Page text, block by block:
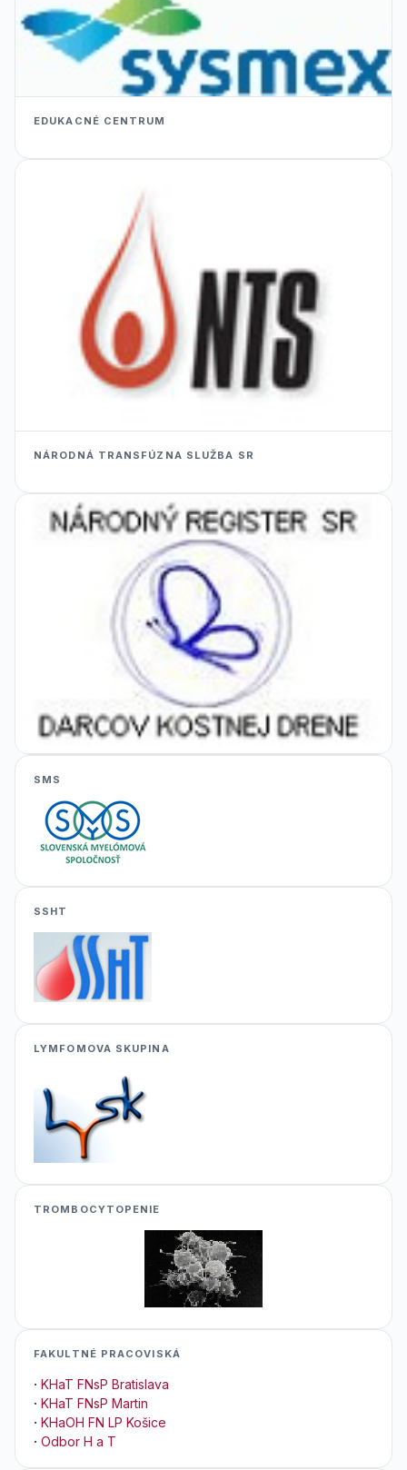
EDUKACNÉ CENTRUM
NÁRODNÁ TRANSFÚZNA SLUŽBA SR
SMS
SSHT
LYMFOMOVA SKUPINA
TROMBOCYTOPENIE
FAKULTNÉ PRACOVISKÁ
· KHaT FNsP Bratislava
· KHaT FNsP Martin
· KHaOH FN LP Košice
· Odbor H a T